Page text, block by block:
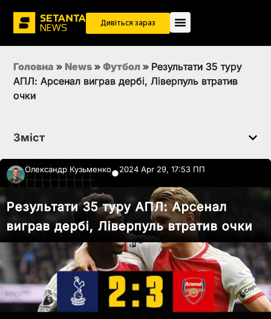
Дивіться зараз
Головна » News » Футбол » Результати 35 туру
АПЛ: Арсенал виграв дербі, Ліверпуль втратив
очки
Зміст
Олександр Кузьменко●2024 Apr 29, 17:53 ПП
Результати 35 туру АПЛ: Арсенал
виграв дербі, Ліверпуль втратив очки